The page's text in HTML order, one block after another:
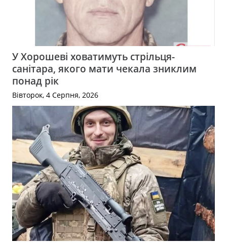
У Хорошеві ховатимуть стрільця-
санітара, якого мати чекала зниклим
понад рік
Вівторок, 4 Серпня, 2026